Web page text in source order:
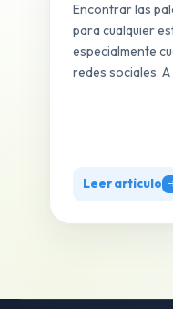
Encontrar las
para cualquier
especialmente
redes sociales.
Leer artículo